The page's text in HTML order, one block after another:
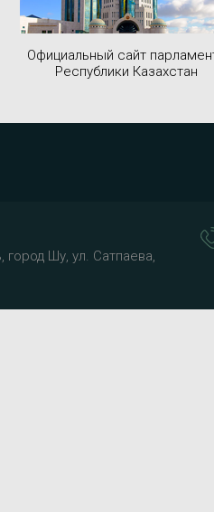
Официальный сайт
Республики Казахстан
Шу, ул. Сатпаева,